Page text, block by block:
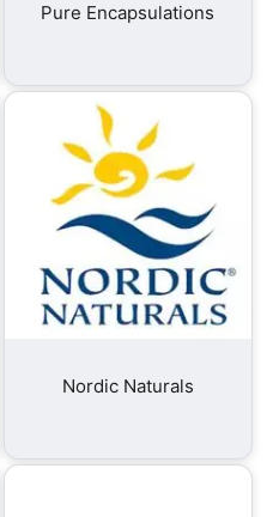
Pure Encapsulations
Nordic Naturals